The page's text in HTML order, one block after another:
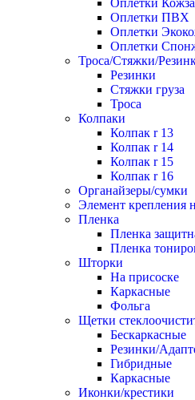
Оплетки
Оплетки ПВХ
Оплетки
Оплетки
Троса/Стяжки/
Резинки
Стяжки груза
Троса
Колпаки
Колпак r 13
Колпак r 14
Колпак r 15
Колпак r 16
Органайзеры/сумки
Элемент крепления
Пленка
Пленка
Пленка
Шторки
На присоске
Каркасные
Фольга
Щетки
Бескаркасные
Резинки/
Гибридные
Каркасные
Иконки/крестики